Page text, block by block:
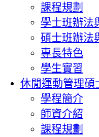
課程規劃
學士班辦法
碩士班辦法
專長特色
學生實習
休閒運動管理碩
學程簡介
師資介紹
課程規劃